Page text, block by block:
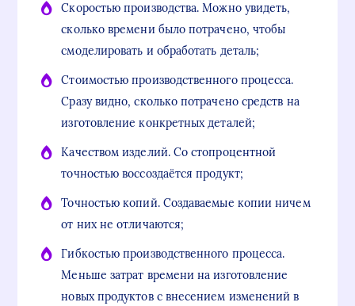
Скоростью производства. Можно увидеть,
сколько времени было потрачено, чтобы
смоделировать и обработать деталь;
Стоимостью производственного процесса.
Сразу видно, сколько потрачено средств на
изготовление конкретных деталей;
Качеством изделий. Со стопроцентной
точностью воссоздаётся продукт;
Точностью копий. Создаваемые копии ничем
от них не отличаются;
Гибкостью производственного процесса.
Меньше затрат времени на изготовление
новых продуктов с внесением изменений в